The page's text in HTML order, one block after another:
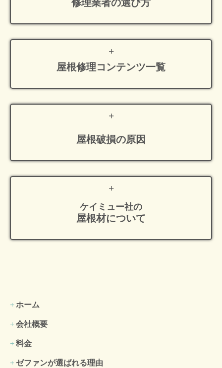
修理業者の選び方
屋根修理コンテンツ一覧
屋根破損の原因
ケイミュー社の
屋根材について
ホーム
会社概要
料金
ゼファンが選ばれる理由